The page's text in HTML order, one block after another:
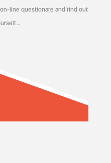
line questionare and find out